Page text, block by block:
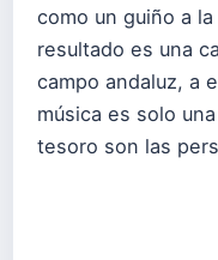
como un guiño a
resultado es una
campo andaluz, a
música es solo
tesoro son las